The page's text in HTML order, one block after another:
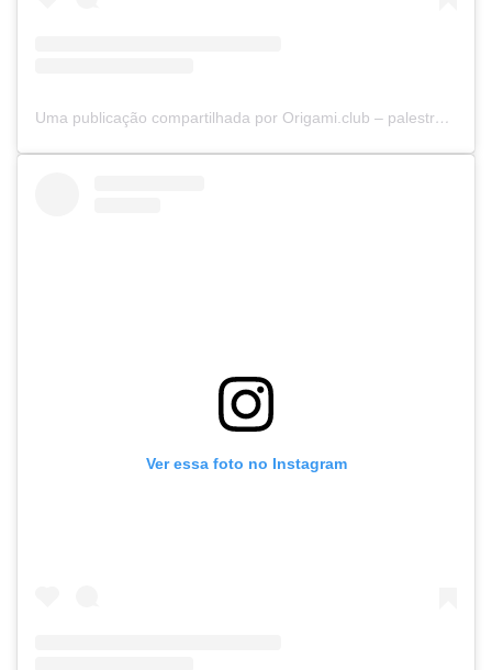
Uma publicação compartilhada por Origami.club – palestras e vivências (@origamiclubbr)
Ver essa foto no Instagram